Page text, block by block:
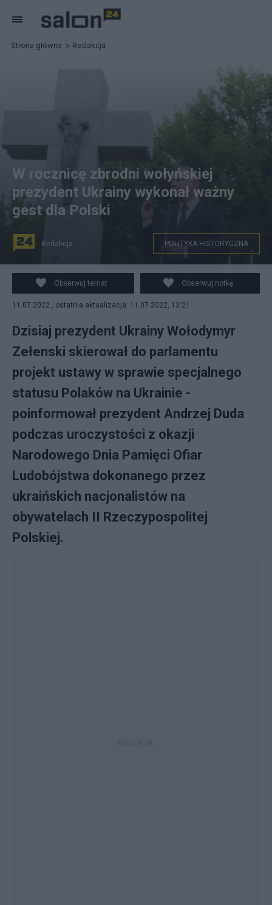
Strona główna Redakcja
Prezydent RP Andrzej Duda podczas uroczystości z
okazji Narodowego Dnia Pamięci Ofiar Ludobójstwa
dokonanego przez ukraińskich nacjonalistów na
obywatelach II Rzeczypospolitej Polskiej, fot.
W rocznicę zbrodni wołyńskiej
prezydent Ukrainy wykonał ważny
gest dla Polski
Redakcja POLITYKA HISTORYCZNA
Obserwuj temat Obserwuj notkę
11.07.2022 , ostatnia aktualizacja: 11.07.2022, 13:21
Dzisiaj prezydent Ukrainy Wołodymyr
Zełenski skierował do parlamentu
projekt ustawy w sprawie specjalnego
statusu Polaków na Ukrainie -
poinformował prezydent Andrzej Duda
podczas uroczystości z okazji
Narodowego Dnia Pamięci Ofiar
Ludobójstwa dokonanego przez
ukraińskich nacjonalistów na
obywatelach II Rzeczypospolitej
Polskiej.